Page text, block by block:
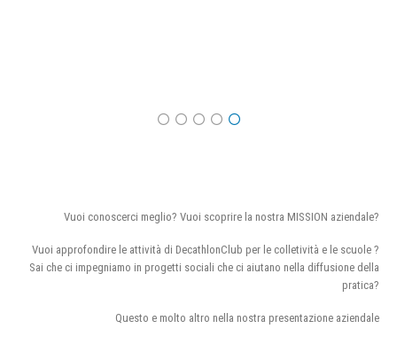
Vuoi conoscerci meglio? Vuoi scoprire la nostra MISSION aziendale?
Vuoi approfondire le attività di DecathlonClub per le colletività e le scuole ?
Sai che ci impegniamo in progetti sociali che ci aiutano nella diffusione della
pratica?
Questo e molto altro nella nostra presentazione aziendale